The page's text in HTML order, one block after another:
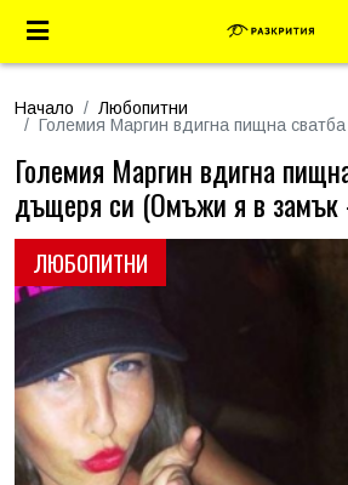
Начало
Любопитни
Големия Маргин вдигна пищна
ЛЮБОПИТНИ
Големия Маргин вдигна
дъщеря си (Омъжи я в